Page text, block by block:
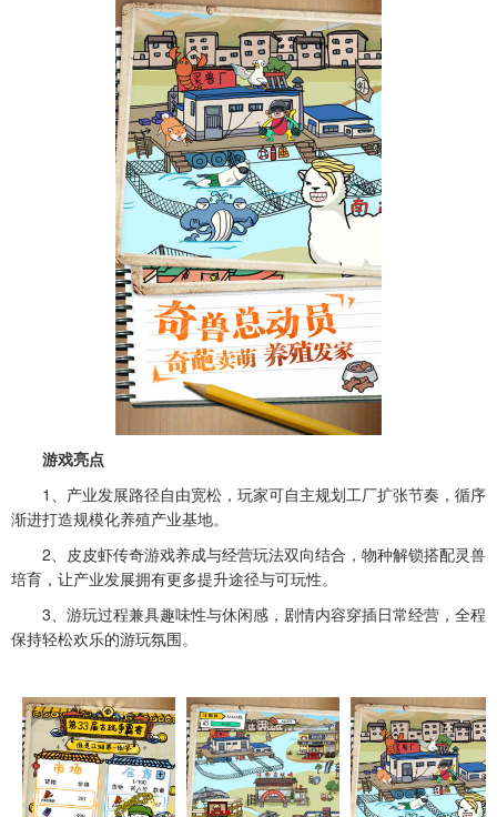
游戏亮点
1、产业发展路径自由宽松，玩家可自主规划工厂扩张节奏，循序
渐进打造规模化养殖产业基地。
2、 皮皮虾传奇游戏养成与经营玩法双向结合，物种解锁搭配灵兽
培育，让产业发展拥有更多提升途径与可玩性。
3、游玩过程兼具趣味性与休闲感，剧情内容穿插日常经营，全程
保持轻松欢乐的游玩氛围。